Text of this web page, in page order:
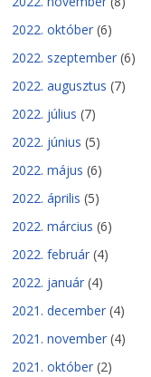
2022. október (6)
2022. szeptember (6)
2022. augusztus (7)
2022. július (7)
2022. június (5)
2022. május (6)
2022. április (5)
2022. március (6)
2022. február (4)
2022. január (4)
2021. december (4)
2021. november (4)
2021. október (2)